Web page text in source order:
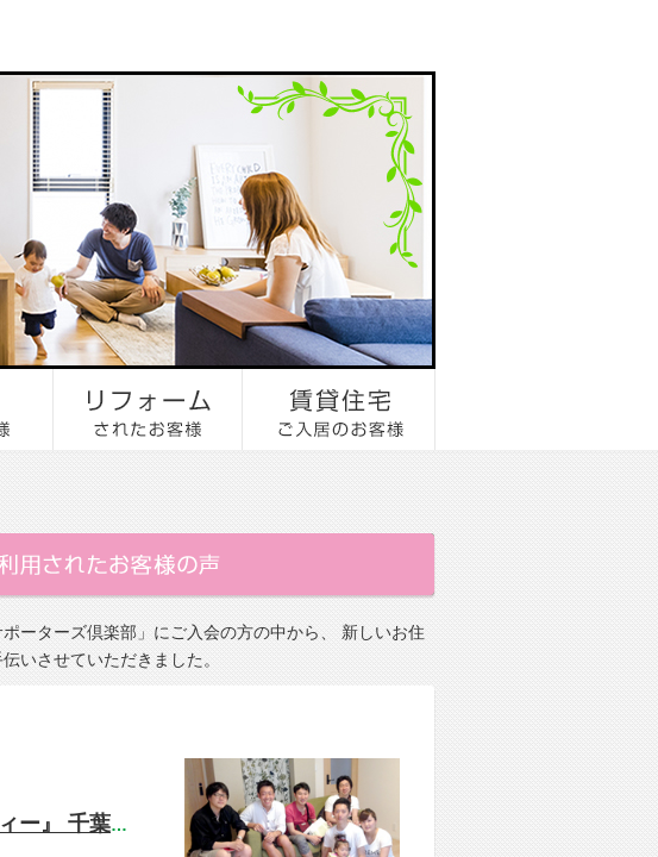
ーターズ倶楽部」にご入会の方の中から、 新しいお住
いさせていただきました。
開催しました! 『新築お披露目パーティー』 千葉県船橋市 H様宅